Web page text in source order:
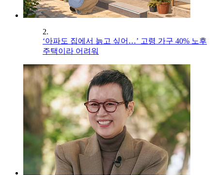
2.
‘아파도 집에서 늙고 싶어…’ 고령 가구 40% 노후
주택이라 어려워